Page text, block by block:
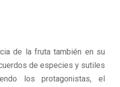
de la fruta también en su
de especies y sutiles
los protagonistas, el